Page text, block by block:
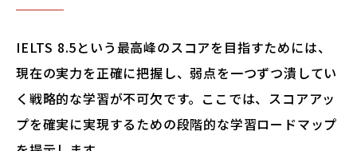
IELTS 8.5という最高峰のスコアを目指すためには、
現在の実力を正確に把握し、弱点を一つずつ潰してい
く戦略的な学習が不可欠です。ここでは、スコアアッ
プを確実に実現するための段階的な学習ロードマップ